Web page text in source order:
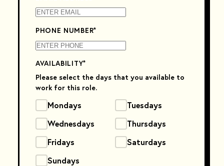
PHONE NUMBER*
AVAILABILITY*
Please select the days that you available to
work for this role.
Mondays
Tuesdays
Wednesdays
Thursdays
Fridays
Saturdays
Sundays